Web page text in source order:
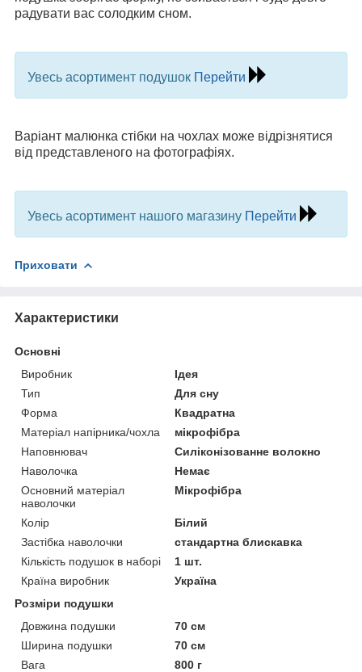
радувати вас солодким сном.
Увесь асортимент подушок Перейти
Варіант малюнка стібки на чохлах може відрізнятися
від представленого на фотографіях.
Увесь асортимент нашого магазину Перейти
Приховати
Характеристики
Основні
Виробник
Ідея
Тип
Для сну
Форма
Квадратна
Матеріал напірника/чохла
мікрофібра
Наповнювач
Силіконізованне волокно
Наволочка
Немає
Основний матеріал
наволочки
Мікрофібра
Колір
Білий
Застібка наволочки
стандартна блискавка
Кількість подушок в наборі
1 шт.
Країна виробник
Україна
Розміри подушки
Довжина подушки
70 см
Ширина подушки
70 см
Вага
800 г